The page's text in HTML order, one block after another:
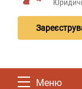
Меню